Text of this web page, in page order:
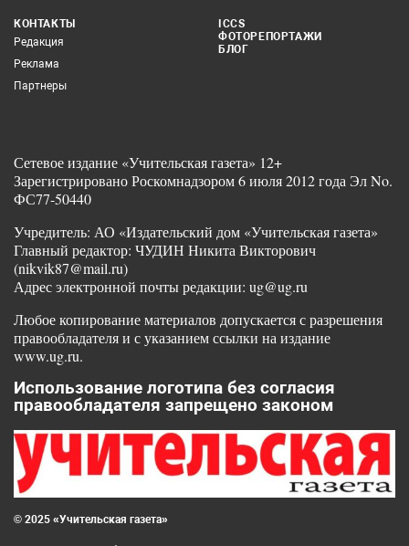
КОНТАКТЫ
Редакция
Реклама
Партнеры
ICCS
ФОТОРЕПОРТАЖИ
БЛОГ
Сетевое издание «Учительская газета» 12+
Зарегистрировано Роскомнадзором 6 июля 2012 года Эл No.
ФС77-50440
Учредитель: АО «Издательский дом «Учительская газета»
Главный редактор: ЧУДИН Никита Викторович
(nikvik87@mail.ru)
Адрес электронной почты редакции: ug@ug.ru
Любое копирование материалов допускается с разрешения
правообладателя и с указанием ссылки на издание
www.ug.ru.
Использование логотипа без согласия
правообладателя запрещено законом
© 2025 «Учительская газета»